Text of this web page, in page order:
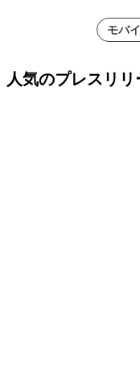
モバ
人気のプレスリリ